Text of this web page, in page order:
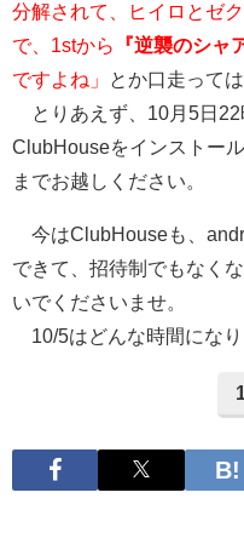
分解されて、ヒイロとゼ
で、1stから
『逆襲のシャ
ですよね」
とか口走って
とりあえず、10月5日22
ClubHouseをインストー
までお越しください。
今はClubHouseも、
できて、招待制でもなく
いでくださいませ。
10/5はどんな時間にな